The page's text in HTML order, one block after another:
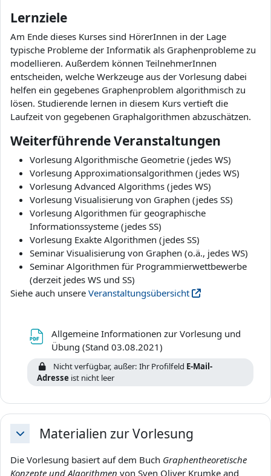
Lernziele
Am Ende dieses Kurses sind HörerInnen in der Lage
typische Probleme der Informatik als Graphenprobleme zu
modellieren. Außerdem können TeilnehmerInnen
entscheiden, welche Werkzeuge aus der Vorlesung dabei
helfen ein gegebenes Graphenproblem algorithmisch zu
lösen. Studierende lernen in diesem Kurs vertieft die
Laufzeit von gegebenen Graphalgorithmen abzuschätzen.
Weiterführende Veranstaltungen
Vorlesung Algorithmische Geometrie (jedes WS)
Vorlesung Approximationsalgorithmen (jedes WS)
Vorlesung Advanced Algorithms (jedes WS)
Vorlesung Visualisierung von Graphen (jedes SS)
Vorlesung Algorithmen für geographische
Informationssysteme (jedes SS)
Vorlesung Exakte Algorithmen (jedes SS)
Seminar Visualisierung von Graphen (o.ä., jedes WS)
Seminar Algorithmen für Programmierwettbewerbe
(derzeit jedes WS und SS)
Siehe auch unsere Veranstaltungsübersicht
Allgemeine Informationen zur Vorlesung und
Übung (Stand 03.08.2021)
Nicht verfügbar, außer: Ihr Profilfeld E-Mail-
Adresse ist nicht leer
EinklappenMaterialien zur Vorlesung
Die Vorlesung basiert auf dem Buch Graphentheoretische
Konzepte und Algorithmen von Sven Oliver Krumke and